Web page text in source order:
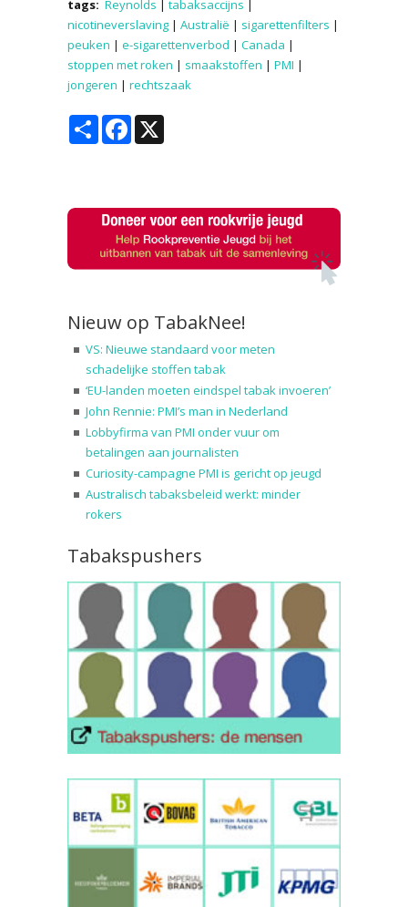
tags: Reynolds tabaksaccijns
nicotineverslaving | Australië | sigarettenfilters |
peuken | e-sigarettenverbod | Canada |
stoppen met roken | smaakstoffen | PMI |
jongeren | rechtszaak
Share Facebook
Nieuw op TabakNee!
VS: Nieuwe standaard voor meten
schadelijke stoffen tabak
‘EU-landen moeten eindspel tabak invoeren’
John Rennie: PMI’s man in Nederland
Lobbyfirma van PMI onder vuur om
betalingen aan journalisten
Curiosity-campagne PMI is gericht op jeugd
Australisch tabaksbeleid werkt: minder
rokers
Tabakspushers